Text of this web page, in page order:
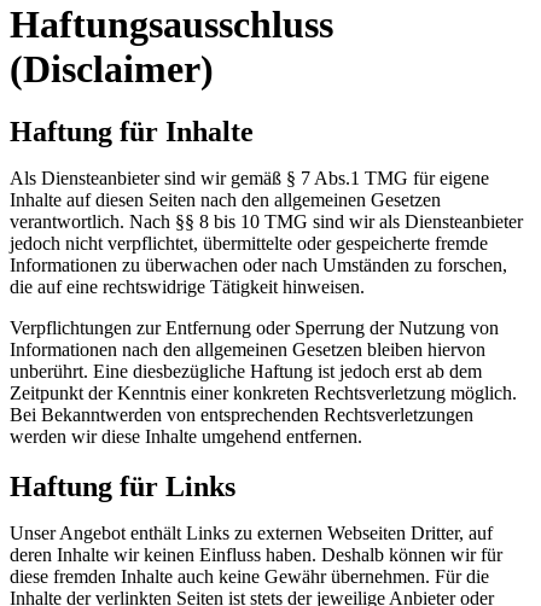
Haftungsausschluss
(Disclaimer)
Haftung für Inhalte
Als Diensteanbieter sind wir gemäß § 7 Abs.1 TMG für eigene
Inhalte auf diesen Seiten nach den allgemeinen Gesetzen
verantwortlich. Nach §§ 8 bis 10 TMG sind wir als Diensteanbieter
jedoch nicht verpflichtet, übermittelte oder gespeicherte fremde
Informationen zu überwachen oder nach Umständen zu forschen,
die auf eine rechtswidrige Tätigkeit hinweisen.
Verpflichtungen zur Entfernung oder Sperrung der Nutzung von
Informationen nach den allgemeinen Gesetzen bleiben hiervon
unberührt. Eine diesbezügliche Haftung ist jedoch erst ab dem
Zeitpunkt der Kenntnis einer konkreten Rechtsverletzung möglich.
Bei Bekanntwerden von entsprechenden Rechtsverletzungen
werden wir diese Inhalte umgehend entfernen.
Haftung für Links
Unser Angebot enthält Links zu externen Webseiten Dritter, auf
deren Inhalte wir keinen Einfluss haben. Deshalb können wir für
diese fremden Inhalte auch keine Gewähr übernehmen. Für die
Inhalte der verlinkten Seiten ist stets der jeweilige Anbieter oder